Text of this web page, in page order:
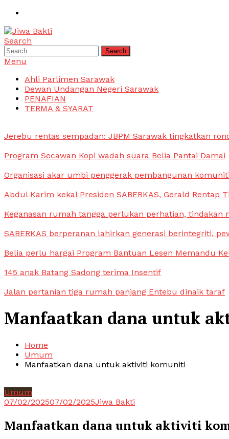
Skip
Content
Jiwa Bakti
Suara PBB Sarawak
Search
Search
for:
Menu
Ahli Parlimen Sarawak
Dewan Undangan Negeri Sarawak
PENAFIAN
TERMA & SYARAT
Jerebu rentas sempadan: JBPM Sarawak tingkatkan
Program Secawan Kopi wadah suara Belia Pantai Damai
Organisasi akar umbi penggerak pembangunan
Abdul Karim kekal Presiden SABERKAS, Gerald Rentap
Keganasan rumah tangga perlukan perhatian, tindakan
SABERKAS berperanan lahirkan generasi berintegriti,
Belia perlu hargai Program Bantuan Lesen Memandu
145 anak Batang Sadong terima Insentif
Jalan pertanian tiga rumah panjang Entebu dinaik taraf
Manfaatkan dana untuk
Home
Umum
Manfaatkan dana untuk aktiviti komuniti
Umum
07/02/202507/02/2025Jiwa Bakti
Manfaatkan dana untuk aktiviti